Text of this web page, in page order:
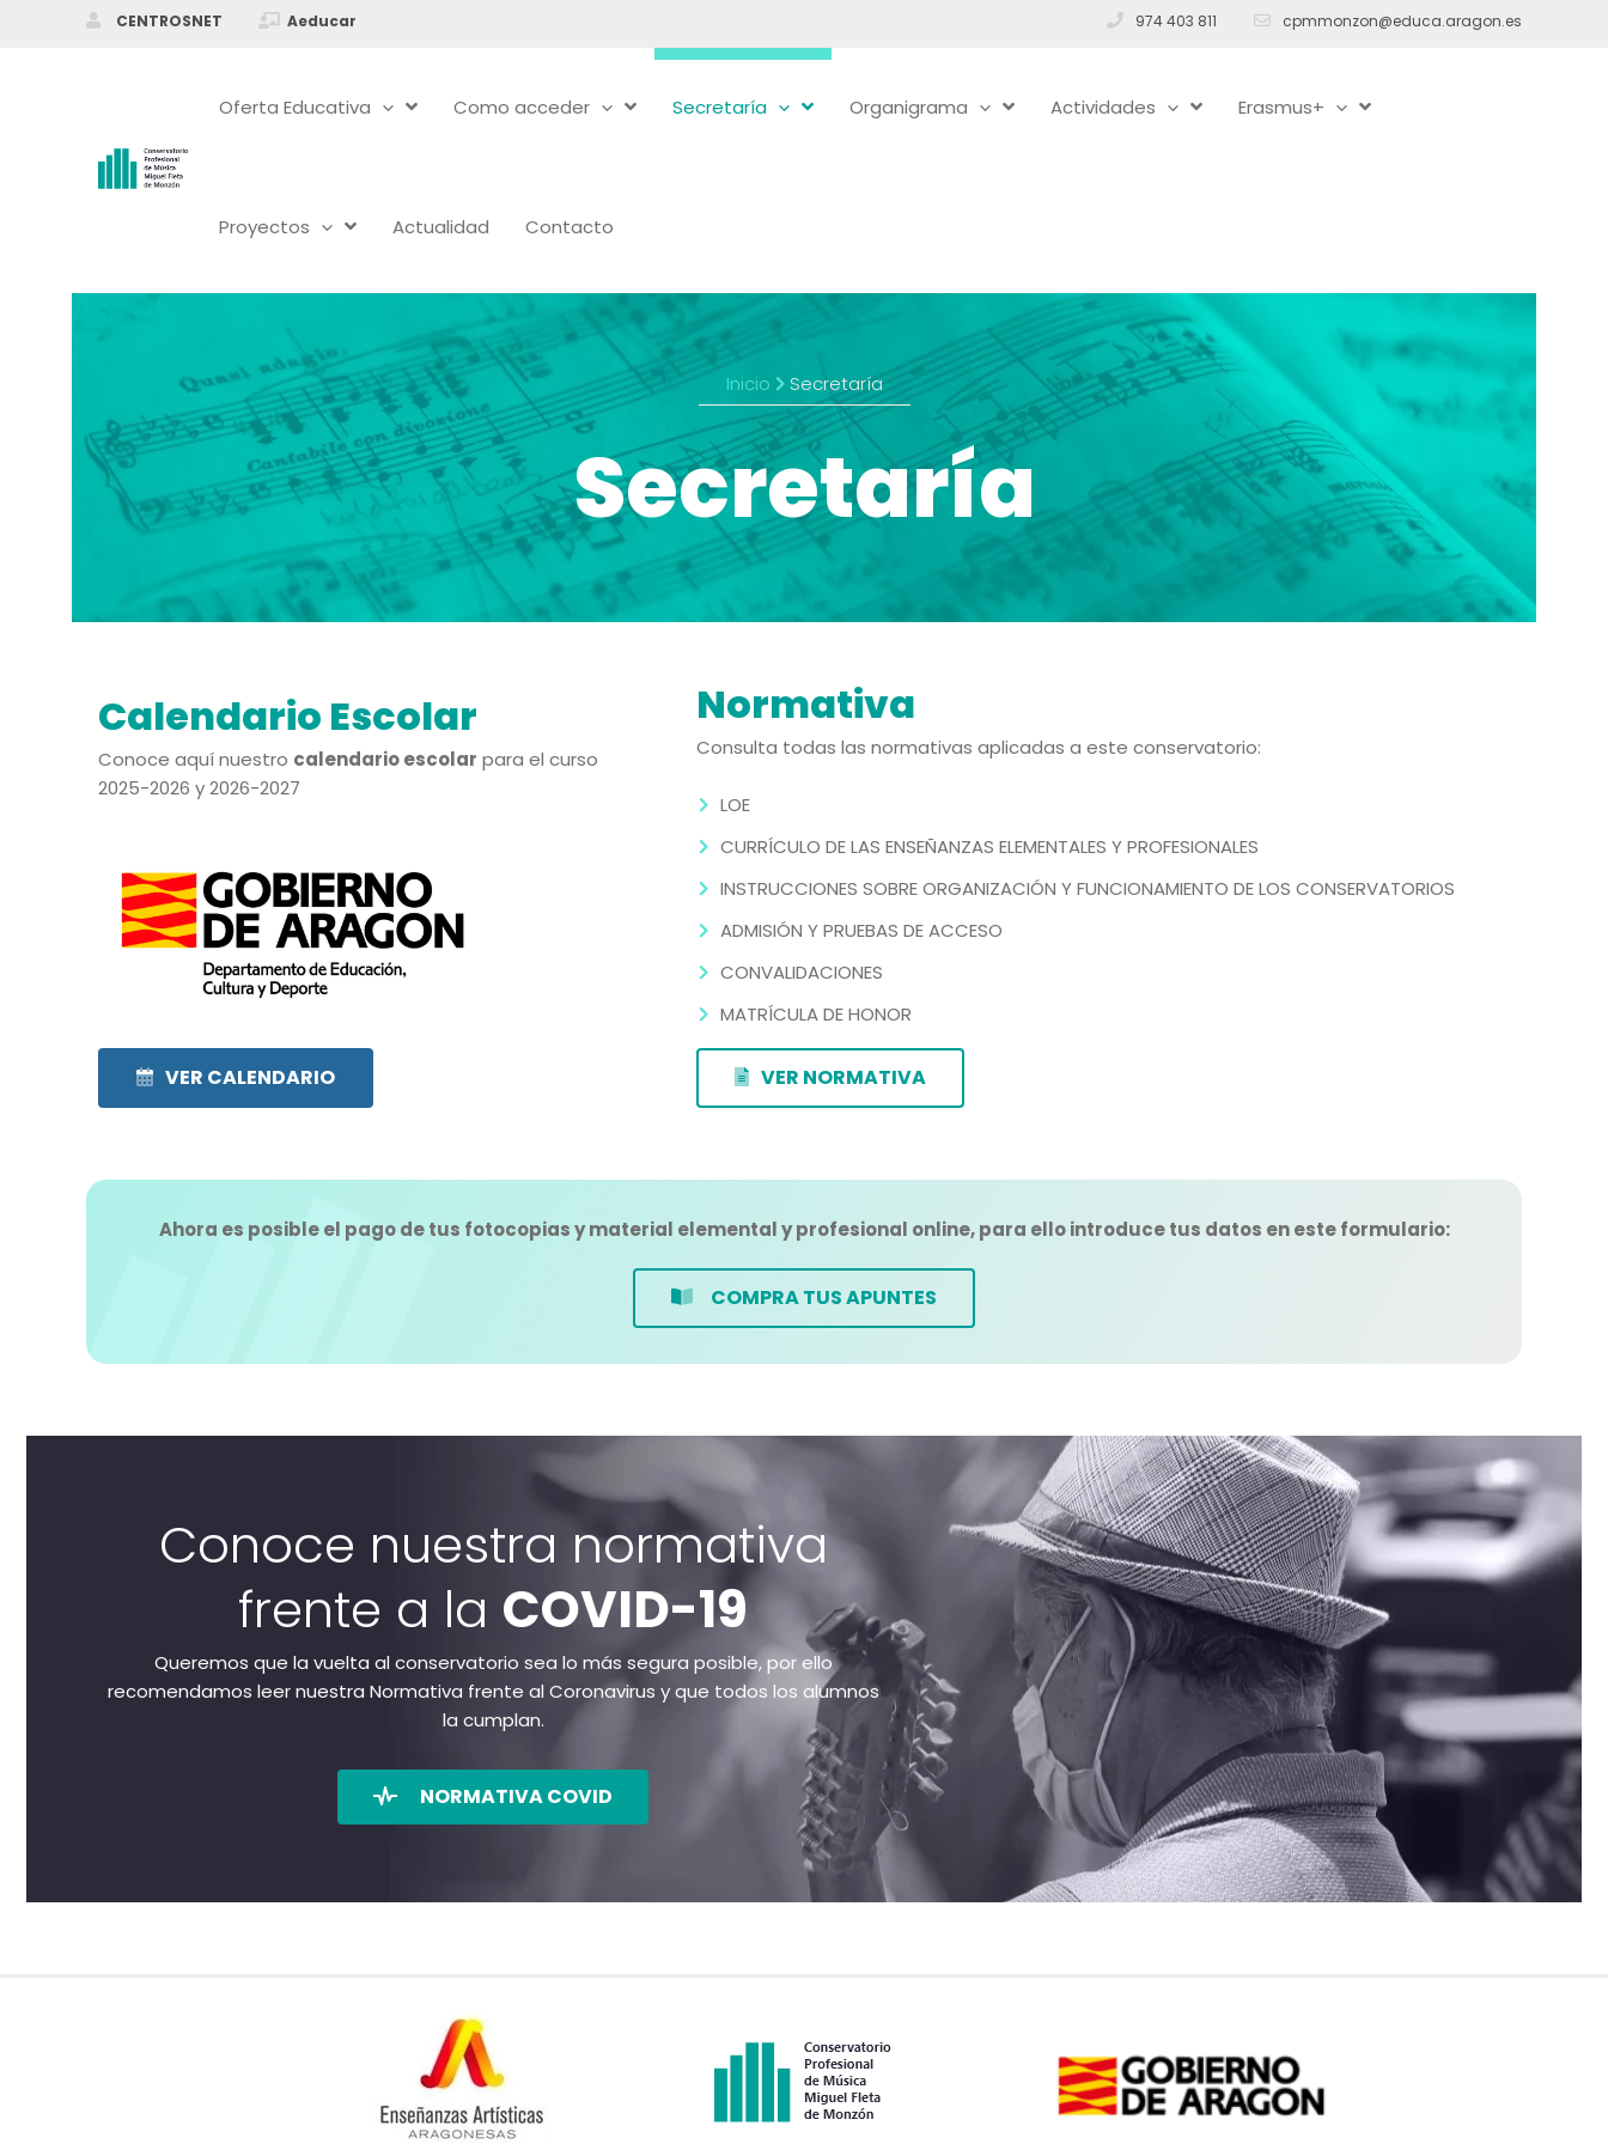
CENTROSNET Aeducar 974 403 811 cpmmonzon@educa.aragon.es
Oferta Educativa Como acceder Secretaría Organigrama Actividades Erasmus+
Proyectos Actualidad Contacto
Inicio Secretaría
Secretaría
Calendario Escolar
Conoce aquí nuestro calendario escolar para el curso
2025-2026 y 2026-2027
VER CALENDARIO
Normativa
Consulta todas las normativas aplicadas a este conservatorio:
LOE
CURRÍCULO DE LAS ENSEÑANZAS ELEMENTALES Y PROFESIONALES
INSTRUCCIONES SOBRE ORGANIZACIÓN Y FUNCIONAMIENTO DE LOS CONSERVATORIOS
ADMISIÓN Y PRUEBAS DE ACCESO
CONVALIDACIONES
MATRÍCULA DE HONOR
VER NORMATIVA
Ahora es posible el pago de tus fotocopias y material elemental y profesional online, para ello introduce tus datos en este formulario:
COMPRA TUS APUNTES
Conoce nuestra normativa
frente a la COVID-19
Queremos que la vuelta al conservatorio sea lo más segura posible, por ello
recomendamos leer nuestra Normativa frente al Coronavirus y que todos los alumnos
la cumplan.
NORMATIVA COVID